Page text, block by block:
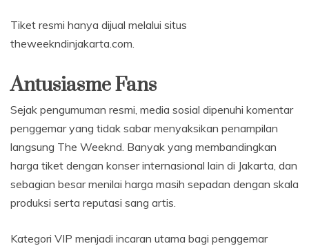
Tiket resmi hanya dijual melalui situs
theweekndinjakarta.com.
Antusiasme Fans
Sejak pengumuman resmi, media sosial dipenuhi komentar
penggemar yang tidak sabar menyaksikan penampilan
langsung The Weeknd. Banyak yang membandingkan
harga tiket dengan konser internasional lain di Jakarta, dan
sebagian besar menilai harga masih sepadan dengan skala
produksi serta reputasi sang artis.
Kategori VIP menjadi incaran utama bagi penggemar